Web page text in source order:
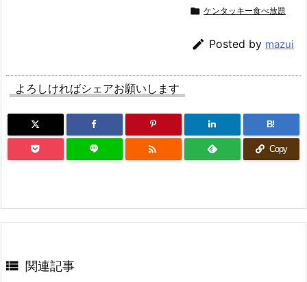
 ケンタッキー食べ放題
 Posted by mazui
よろしければシェアお願いします
B!
 Copy
 関連記事